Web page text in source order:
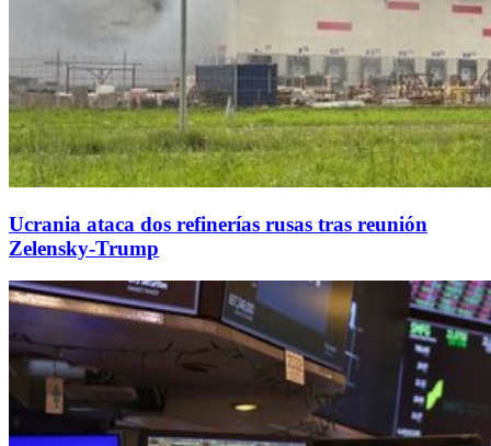
Ucrania ataca dos refinerías rusas tras reunión
Zelensky-Trump